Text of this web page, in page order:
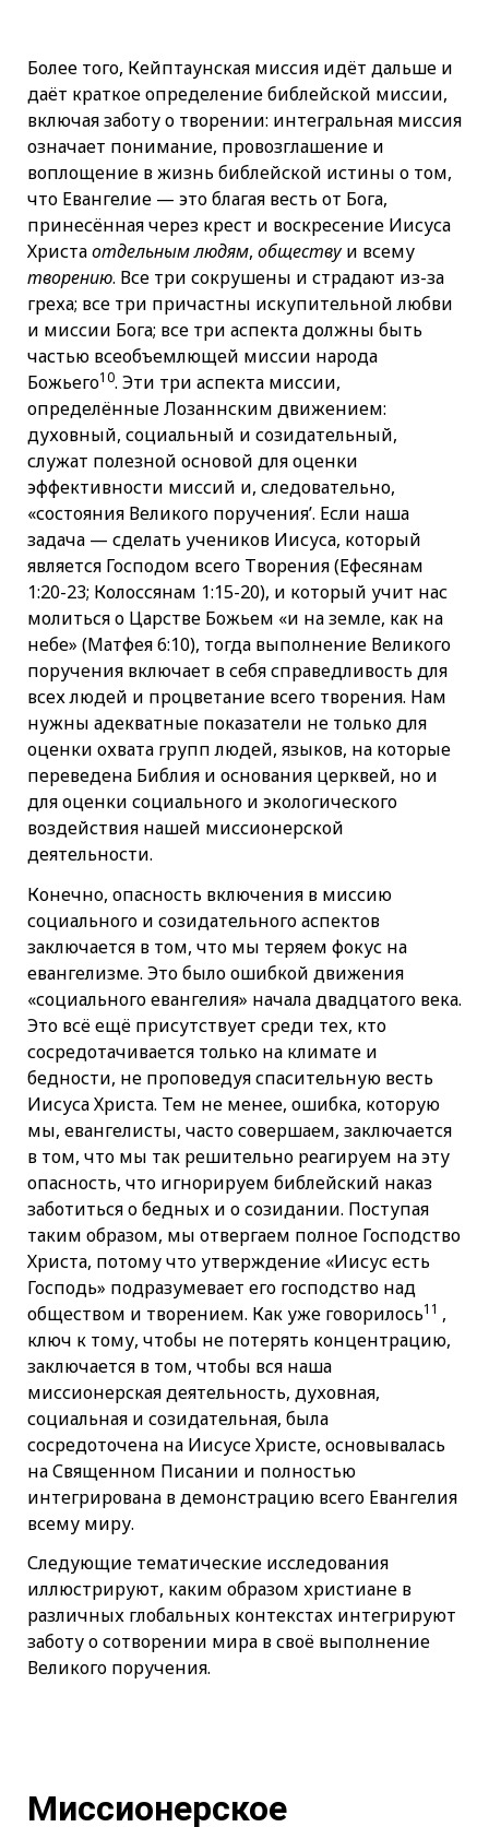
Более того, Кейптаунская миссия идёт дальше и
даёт краткое определение библейской миссии,
включая заботу о творении: интегральная миссия
означает понимание, провозглашение и
воплощение в жизнь библейской истины о том,
что Евангелие — это благая весть от Бога,
принесённая через крест и воскресение Иисуса
Христаотдельным людям, обществуи всему
творению. Все три сокрушены и страдают из-за
греха; все три причастны искупительной любви
и миссии Бога; все три аспекта должны быть
частью всеобъемлющей миссии народа
Божьего10. Эти три аспекта миссии,
определённые Лозаннским движением:
духовный, социальный и созидательный,
служат полезной основой для оценки
эффективности миссий и, следовательно,
«состояния Великого поручения’. Если наша
задача — сделать учеников Иисуса, который
является Господом всего Творения (Ефесянам
1:20-23; Колоссянам 1:15-20), и который учит нас
молиться о Царстве Божьем «и на земле, как на
небе» (Матфея 6:10), тогда выполнение Великого
поручения включает в себя справедливость для
всех людей и процветание всего творения. Нам
нужны адекватные показатели не только для
оценки охвата групп людей, языков, на которые
переведена Библия и основания церквей, но и
для оценки социального и экологического
воздействия нашей миссионерской
деятельности.
Конечно, опасность включения в миссию
социального и созидательного аспектов
заключается в том, что мы теряем фокус на
евангелизме. Это было ошибкой движения
«социального евангелия» начала двадцатого века.
Это всё ещё присутствует среди тех, кто
сосредотачивается только на климате и
бедности, не проповедуя спасительную весть
Иисуса Христа. Тем не менее, ошибка, которую
мы, евангелисты, часто совершаем, заключается
в том, что мы так решительно реагируем на эту
опасность, что игнорируем библейский наказ
заботиться о бедных и о созидании. Поступая
таким образом, мы отвергаем полное Господство
Христа, потому что утверждение «Иисус есть
Господь» подразумевает его господство над
обществом и творением. Как уже говорилось11 ,
ключ к тому, чтобы не потерять концентрацию,
заключается в том, чтобы вся наша
миссионерская деятельность, духовная,
социальная и созидательная, была
сосредоточена на Иисусе Христе, основывалась
на Священном Писании и полностью
интегрирована в демонстрацию всего Евангелия
всему миру.
Следующие тематические исследования
иллюстрируют, каким образом христиане в
различных глобальных контекстах интегрируют
заботу о сотворении мира в своё выполнение
Великого поручения.
Миссионерское